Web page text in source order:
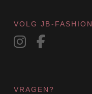
VOLG JB-FASHION
VRAGEN?